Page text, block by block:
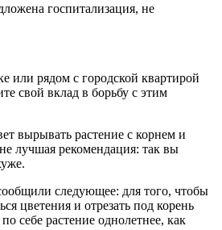
госпитализация, не
или рядом с городской квартирой
свой вклад в борьбу с этим
вырывать растение с корнем и
лучшая рекомендация: так вы
следующее: для того, чтобы
цветения и отрезать под корень
себе растение однолетнее, как